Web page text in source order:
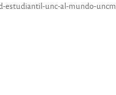
estudiantil-unc-al-mundo-uncm